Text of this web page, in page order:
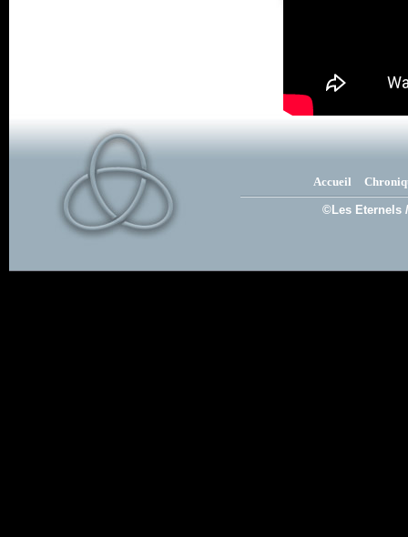
Accueil
©Les Eternels